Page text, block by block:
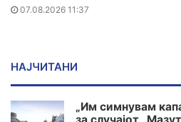
07.08.2026 11:37
НАЈЧИТАНИ
„Им симнувам